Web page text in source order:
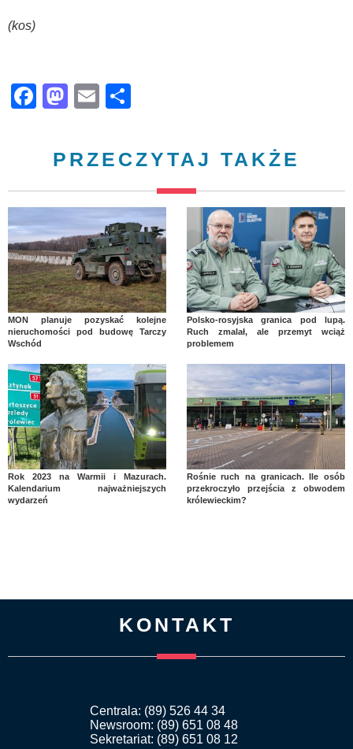
(kos)
Facebook
Mastodon
Email
PRZECZYTAJ TAKŻE
MON planuje pozyskać kolejne
nieruchomości pod budowę Tarczy
Wschód
Polsko-rosyjska granica pod lupą.
Ruch zmalał, ale przemyt wciąż
problemem
Rok 2023 na Warmii i Mazurach.
Kalendarium najważniejszych
wydarzeń
Rośnie ruch na granicach. Ile osób
przekroczyło przejścia z obwodem
królewieckim?
KONTAKT
Centrala: (89) 526 44 34
Newsroom: (89) 651 08 48
Sekretariat: (89) 651 08 12